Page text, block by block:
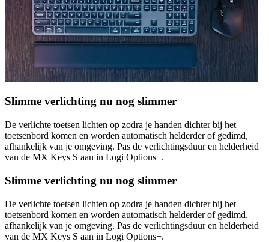
Slimme verlichting nu nog slimmer
De verlichte toetsen lichten op zodra je handen dichter bij het
toetsenbord komen en worden automatisch helderder of gedimd,
afhankelijk van je omgeving. Pas de verlichtingsduur en helderheid
van de MX Keys S aan in Logi Options+.
Slimme verlichting nu nog slimmer
De verlichte toetsen lichten op zodra je handen dichter bij het
toetsenbord komen en worden automatisch helderder of gedimd,
afhankelijk van je omgeving. Pas de verlichtingsduur en helderheid
van de MX Keys S aan in Logi Options+.